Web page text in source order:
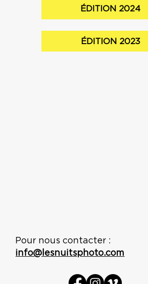
ÉDITION 2024
ÉDITION 2023
Pour nous contacter :
info@lesnuitsphoto.com